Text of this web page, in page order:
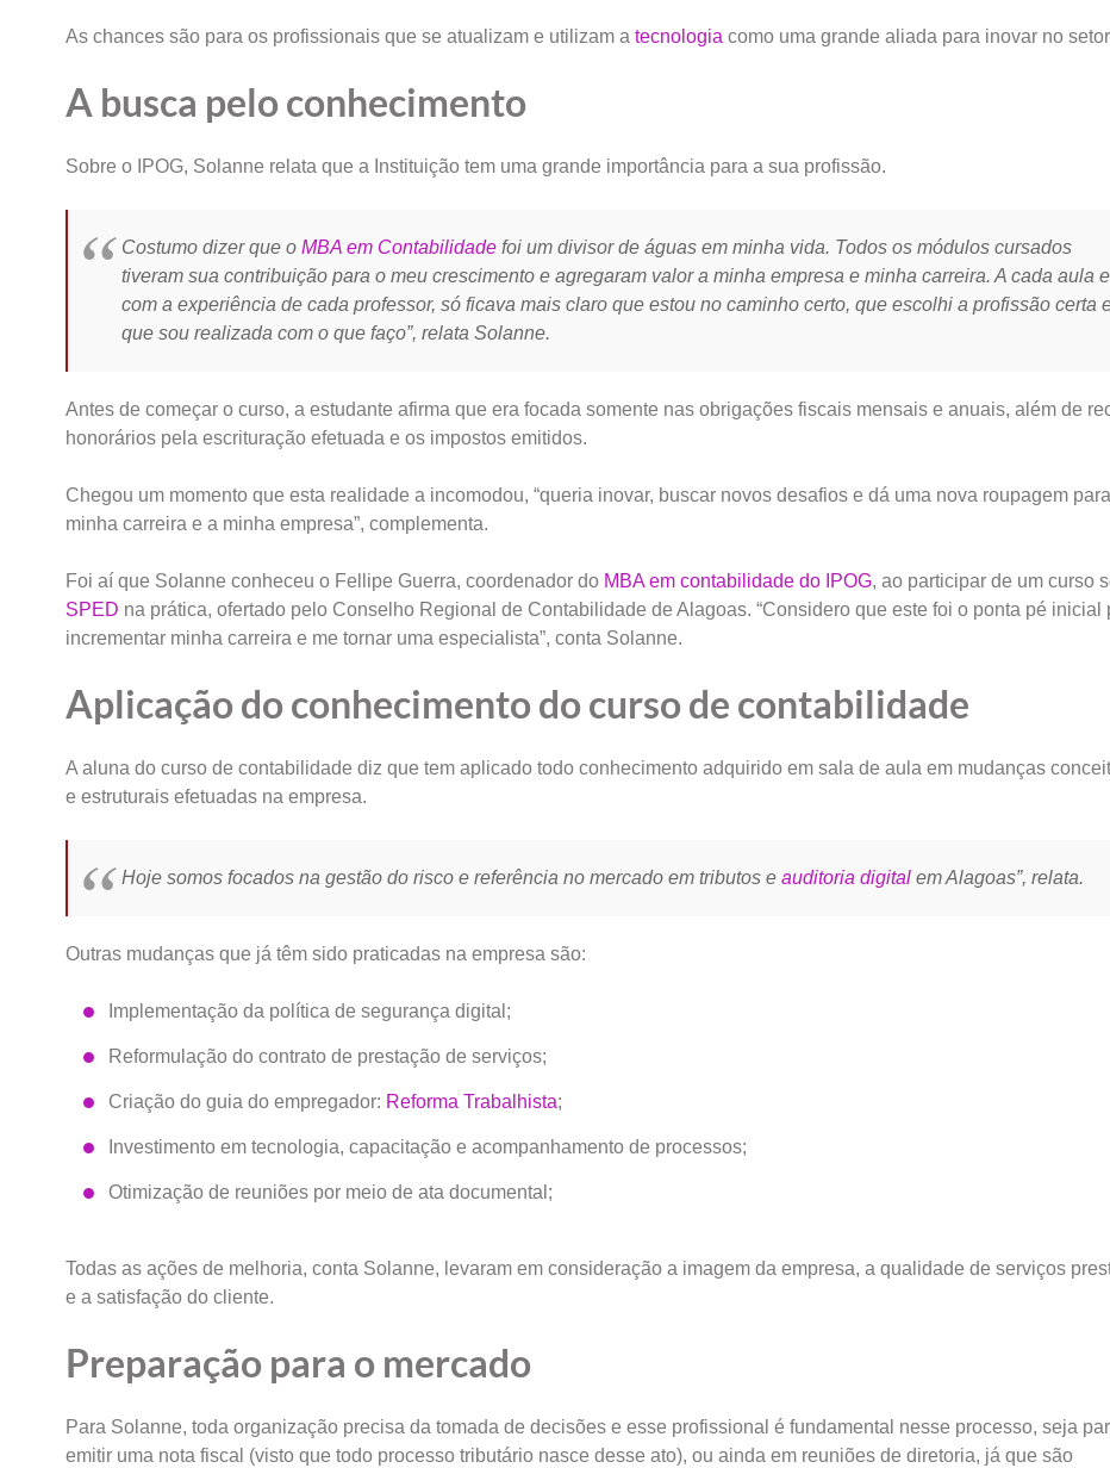
As chances são para os profissionais que se atualizam e utilizam a tecnologia como uma grande aliada para inovar no
A busca pelo conhecimento
Sobre o IPOG, Solanne relata que a Instituição tem uma grande importância para a sua profissão.
Costumo dizer que o MBA em Contabilidade foi um divisor de águas em minha vida. Todos os módulos cursados
tiveram sua contribuição para o meu crescimento e agregaram valor a minha empresa e minha carreira. A cada aula e
com a experiência de cada professor, só ficava mais claro que estou no caminho certo, que escolhi a profissão certa
que sou realizada com o que faço”, relata Solanne.
Antes de começar o curso, a estudante afirma que era focada somente nas obrigações fiscais mensais e anuais, além de
honorários pela escrituração efetuada e os impostos emitidos.
Chegou um momento que esta realidade a incomodou, “queria inovar, buscar novos desafios e dá uma nova roupagem
minha carreira e a minha empresa”, complementa.
Foi aí que Solanne conheceu o Fellipe Guerra, coordenador do MBA em contabilidade do IPOG, ao participar de um curso
SPED na prática, ofertado pelo Conselho Regional de Contabilidade de Alagoas. “Considero que este foi o ponta pé inicial
incrementar minha carreira e me tornar uma especialista”, conta Solanne.
Aplicação do conhecimento do curso de contabilidade
A aluna do curso de contabilidade diz que tem aplicado todo conhecimento adquirido em sala de aula em mudanças
e estruturais efetuadas na empresa.
Hoje somos focados na gestão do risco e referência no mercado em tributos e auditoria digital em Alagoas”, relata.
Outras mudanças que já têm sido praticadas na empresa são:
Implementação da política de segurança digital;
Reformulação do contrato de prestação de serviços;
Criação do guia do empregador: Reforma Trabalhista;
Investimento em tecnologia, capacitação e acompanhamento de processos;
Otimização de reuniões por meio de ata documental;
Todas as ações de melhoria, conta Solanne, levaram em consideração a imagem da empresa, a qualidade de serviços
e a satisfação do cliente.
Preparação para o mercado
Para Solanne, toda organização precisa da tomada de decisões e esse profissional é fundamental nesse processo, seja
emitir uma nota fiscal (visto que todo processo tributário nasce desse ato), ou ainda em reuniões de diretoria, já que são